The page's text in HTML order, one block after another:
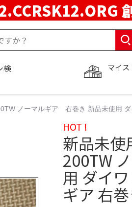
マイス
検
ノーマルギア 右巻き 新品未使用 ダ
HOT !
新品未
200TW
用 ダイ
ギア 右巻